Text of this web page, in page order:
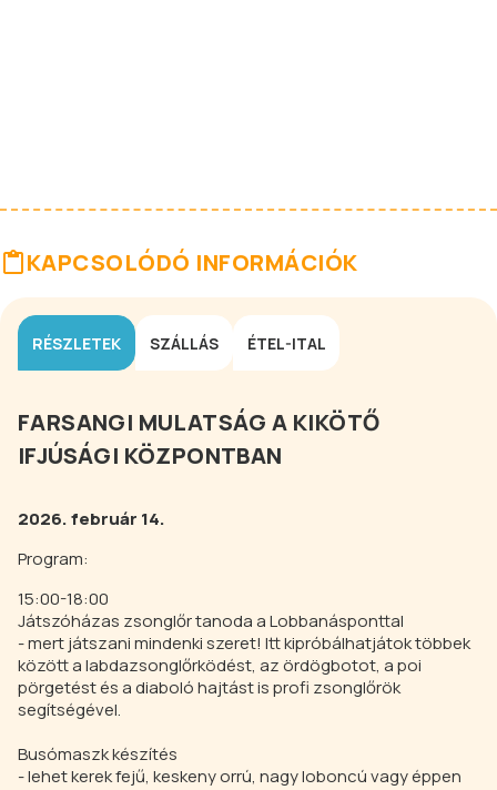
KAPCSOLÓDÓ INFORMÁCIÓK
RÉSZLETEK SZÁLLÁS ÉTEL-ITAL
FARSANGI MULATSÁG A KIKÖTŐ
IFJÚSÁGI KÖZPONTBAN
2026. február 14.
Program:
15:00-18:00
Játszóházas zsonglőr tanoda a Lobbanásponttal
- mert játszani mindenki szeret! Itt kipróbálhatjátok többek
között a labdazsonglőrködést, az ördögbotot, a poi
pörgetést és a diaboló hajtást is profi zsonglőrök
segítségével.
Busómaszk készítés
- lehet kerek fejű, keskeny orrú, nagy loboncú vagy éppen